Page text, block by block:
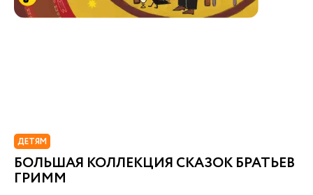
ДЕТЯМ
БОЛЬШАЯ КОЛЛЕКЦИЯ СКАЗОК БРАТЬЕВ
ГРИММ